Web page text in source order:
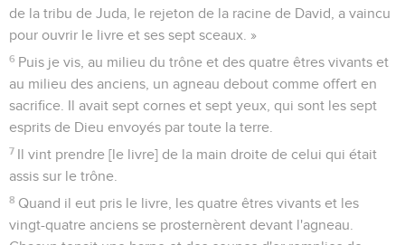
de la tribu de Juda, le rejeton de la racine de David, a vaincu
pour ouvrir le livre et ses sept sceaux. »
6 Puis je vis, au milieu du trône et des quatre êtres vivants et
au milieu des anciens, un agneau debout comme offert en
sacrifice. Il avait sept cornes et sept yeux, qui sont les sept
esprits de Dieu envoyés par toute la terre.
7 Il vint prendre [le livre] de la main droite de celui qui était
assis sur le trône.
8 Quand il eut pris le livre, les quatre êtres vivants et les
vingt-quatre anciens se prosternèrent devant l'agneau.